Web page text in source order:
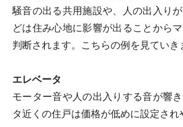
騒音の出る共用施設や、人の出入り
どは住み心地に影響が出ることから
判断されます。こちらの例を見ていき
エレベータ
モーター音や人の出入りする音が響
タ近くの住戸は価格が低めに設定され